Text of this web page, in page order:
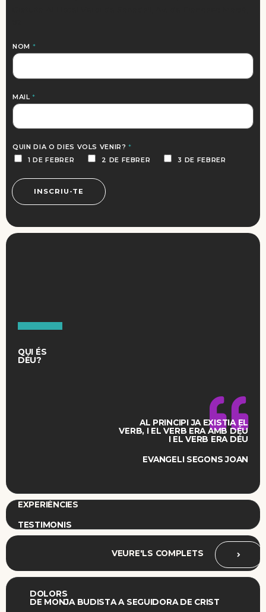
NOM *
MAIL *
QUIN DIA O DIES VOLS VENIR? *
1 DE FEBRER
2 DE FEBRER 3 DE FEBRER
INSCRIU-TE
QUI ÉS
DÉU?
AL PRINCIPI JA EXISTIA EL
VERB, I EL VERB ERA AMB DÉU
I EL VERB ERA DÉU
EVANGELI SEGONS JOAN
EXPERIÈNCIES
TESTIMONIS
VEURE'LS COMPLETS
DOLORS
DE MONJA BUDISTA A SEGUIDORA DE CRIST